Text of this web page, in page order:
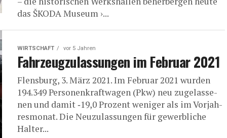
das ŠKODA Museum ›...
WIRTSCHAFT vor 5 Jahren
Fahr­zeug­zu­las­sun­gen im Febru­ar 2021
Flens­burg, 3. März 2021. Im Febru­ar 2021 wur­den
194.349 Per­so­nen­kraft­wa­gen (Pkw) neu zuge­las­se­
nen und damit ‑19,0 Pro­zent weni­ger als im Vor­jah­
res­mo­nat. Die Neu­zu­las­sun­gen für gewerb­li­che
Hal­ter...